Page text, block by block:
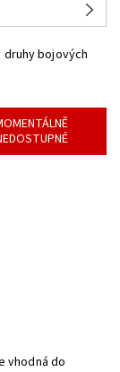
druhy bojových
vhodná do